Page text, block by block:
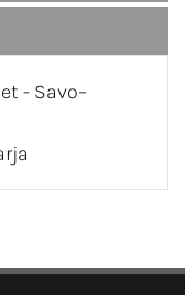
- Savo–